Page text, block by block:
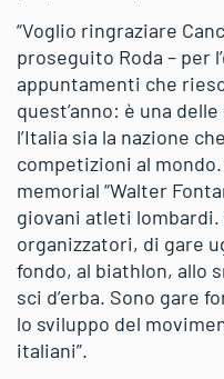
“Voglio ringraziare
proseguito Roda – per
appuntamenti che
quest’anno: è una
l’Italia sia la nazione
competizioni al
memorial “Walter
giovani atleti
organizzatori, di gare
fondo, al biathlon, allo
sci d’erba. Sono gare
lo sviluppo del
italiani”.